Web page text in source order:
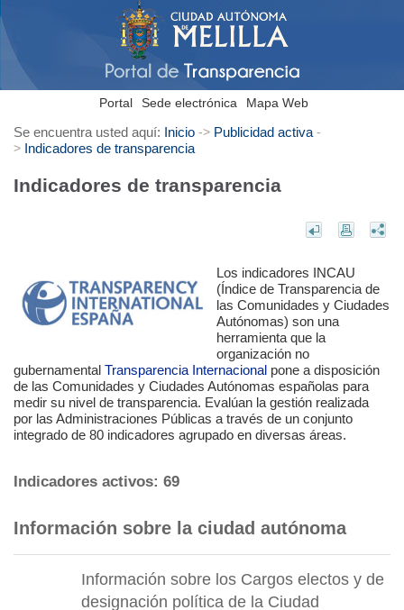
Portal Sede electrónica Mapa Web
Se encuentra usted aquí: Inicio -> Publicidad activa -
> Indicadores de transparencia
Indicadores de transparencia
Los indicadores INCAU
(Índice de Transparencia de
las Comunidades y Ciudades
Autónomas) son una
herramienta que la
organización no
gubernamental Transparencia Internacional pone a disposición
de las Comunidades y Ciudades Autónomas españolas para
medir su nivel de transparencia. Evalúan la gestión realizada
por las Administraciones Públicas a través de un conjunto
integrado de 80 indicadores agrupado en diversas áreas.
Indicadores activos: 69
Información sobre la ciudad autónoma
Información sobre los Cargos electos y de
designación política de la Ciudad